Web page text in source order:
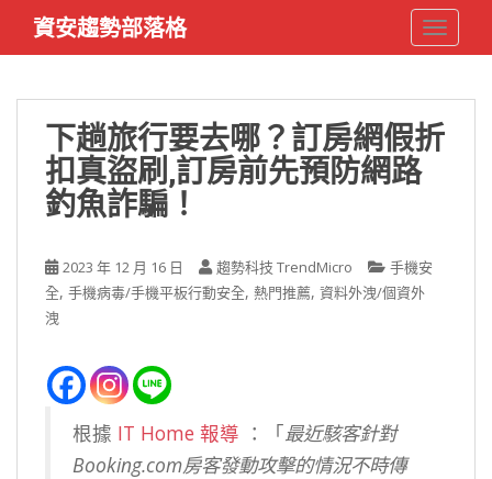
i
資安趨勢部落格
下趟旅行要去哪？訂房網假折
扣真盜刷,訂房前先預防網路
釣魚詐騙！
2023 年 12 月 16 日 趨勢科技 TrendMicro
手機安
全, 手機病毒/手機平板行動安全, 熱門推薦, 資料外洩/個資外
洩
根據 IT Home 報導 ：「最近駭客針對
Booking.com房客發動攻擊的情況不時傳